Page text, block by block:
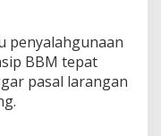
penyalahgunaan
BBM tepat
pasal larangan